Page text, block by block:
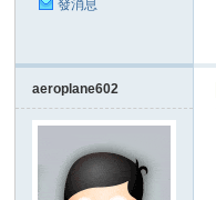
發消息
aeroplane602